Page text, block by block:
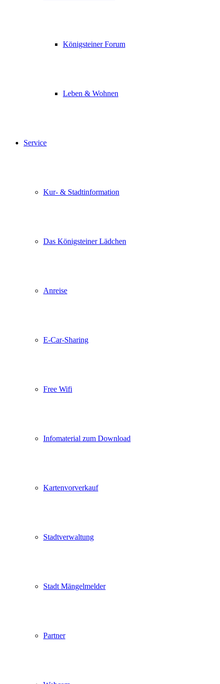
Königsteiner Forum
Leben & Wohnen
Service
Kur- & Stadtinformation
Das Königsteiner Lädchen
Anreise
E-Car-Sharing
Free Wifi
Infomaterial zum Download
Kartenvorverkauf
Stadtverwaltung
Stadt Mängelmelder
Partner